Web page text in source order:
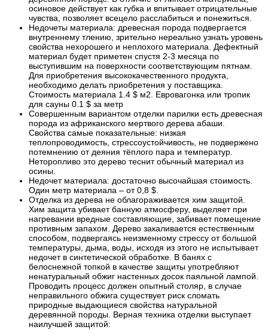
осиновое действует как губка и впитывает отрицательные
чувства, позволяет всецело расслабиться и понежиться.
Недочеты материала: древесная порода подвергается
внутреннему тлению, зрительно нереально узнать уровень
свойства нехорошего и неплохого материала. Дефектный
материал будет приметен спустя 2-3 месяца по
выступившим на поверхности соответствующим пятнам.
Для приобретения высококачественного продукта,
необходимо делать приобретения у поставщика.
Стоимость материала 1.4 $ м2. Евровагонка или тропик
для сауны 0.1 $ за метр
Совершенным вариантом отделки парилки есть древесная
порода из африканского мертвого дерева абаши.
Свойства самые показательные: низкая
теплопроводимость, стрессоустойчивость, не подвержено
потемнению от деяния тёплого пара и температур.
Неторопливо это дерево теснит обычный материал из
осины.
Недочет материала: достаточно высочайшая стоимость.
Один метр материала – от 0,8 $.
Отделка из дерева не облагораживается хим защитой.
Хим защита убивает банную атмосферу, выделяет при
нагревании вредные составляющие, забивает помещение
противным запахом. Дерево закаливается естественным
способом, подвергаясь неизменному стрессу от большой
температуры, дыма, воды, исходя из этого не испытывает
недочет в синтетической обработке. В банях с
белоснежной топкой в качестве защиты употребляют
ненатуральный обжиг настенных досок паяльной лампой.
Проводить процесс должен опытный столяр, в случае
неправильного обжига существует риск сломать
природные выдающиеся свойства натуральной
деревянной породы. Верная техника отделки выступает
наилучшей защитой: